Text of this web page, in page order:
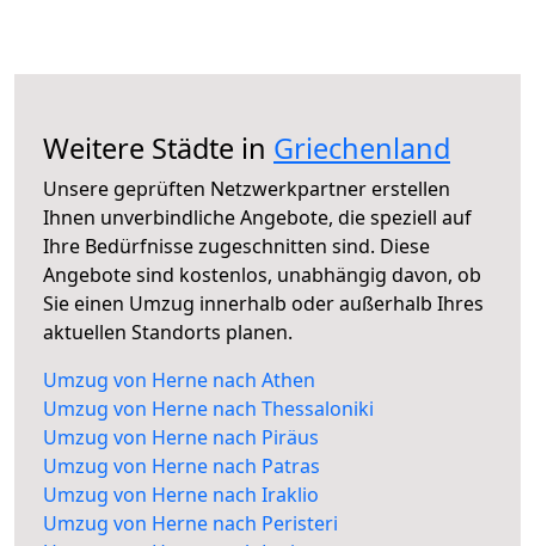
Weitere Städte in Griechenland
Unsere geprüften Netzwerkpartner erstellen
Ihnen unverbindliche Angebote, die speziell auf
Ihre Bedürfnisse zugeschnitten sind. Diese
Angebote sind kostenlos, unabhängig davon, ob
Sie einen Umzug innerhalb oder außerhalb Ihres
aktuellen Standorts planen.
Umzug von Herne nach Athen
Umzug von Herne nach Thessaloniki
Umzug von Herne nach Piräus
Umzug von Herne nach Patras
Umzug von Herne nach Iraklio
Umzug von Herne nach Peristeri